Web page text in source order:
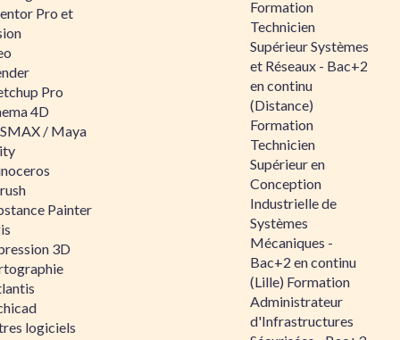
Pro et
Pro
4D
/ Maya
Painter
3D
logiciels
Formation
Technicien
Supérieur Systèmes
et Réseaux - Bac+2
en continu
(Distance)
Formation
Technicien
Supérieur en
Conception
Industrielle de
Systèmes
Mécaniques -
Bac+2 en continu
(Lille) Formation
Administrateur
d'Infrastructures